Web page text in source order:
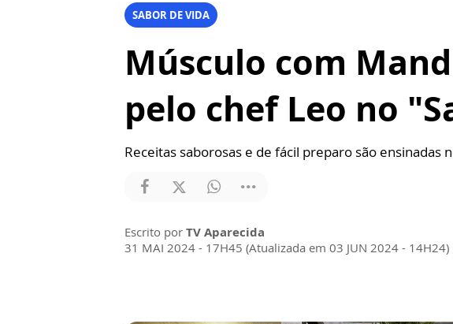
SABOR DE VIDA
Músculo com
pelo chef Leo no
Receitas saborosas e de fácil preparo são ensinadas
Escrito por TV Aparecida
31 MAI 2024 - 17H45 (Atualizada em 03 JUN 2024 - 14H24)